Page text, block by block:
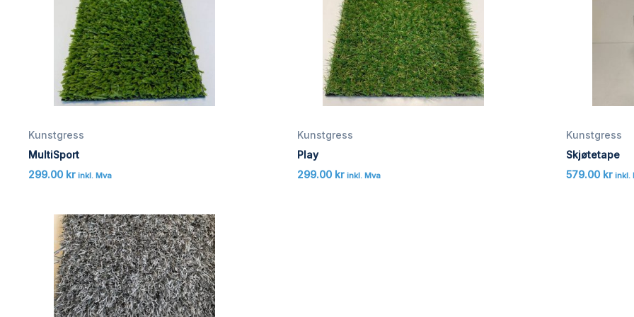
Kunstgress
MultiSport
299.00 kr inkl. Mva
Kunstgress
Play
299.00 kr inkl. Mva
Kunstgress
Skjøtetape
579.00 kr inkl.